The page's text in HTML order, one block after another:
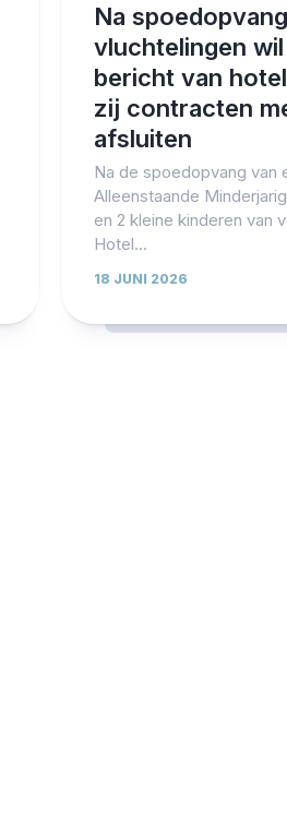
Na spoedopvang
vluchtelingen
bericht van
zij contracten
afsluiten
Na de spoedopvang van
Alleenstaande
en 2 kleine kinderen van
Hotel...
18 JUNI 2026